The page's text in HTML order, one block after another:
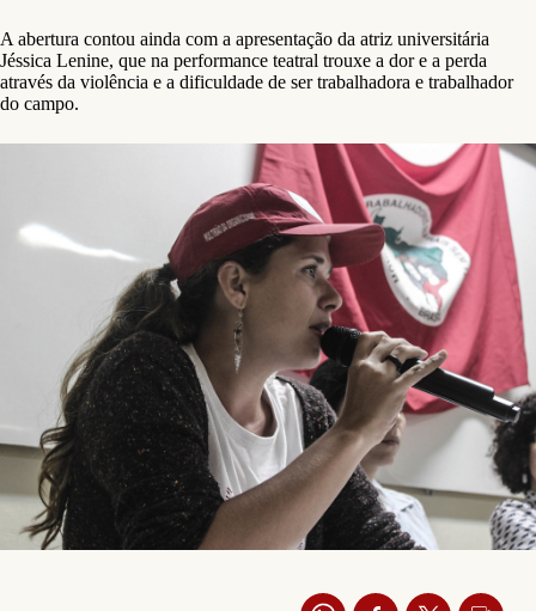
A abertura contou ainda com a apresentação da atriz universitária
Jéssica Lenine, que na performance teatral trouxe a dor e a perda
através da violência e a dificuldade de ser trabalhadora e trabalhador
do campo.